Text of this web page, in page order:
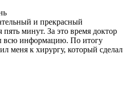
и прекрасный
минут. За это время доктор
всю информацию. По итогу
меня к хирургу, который сделал